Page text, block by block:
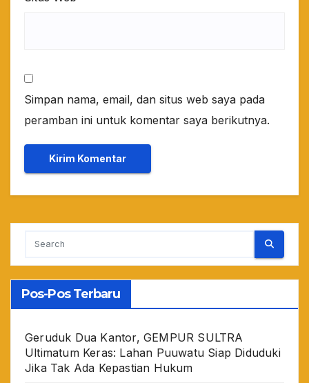
Simpan nama, email, dan situs web saya pada
peramban ini untuk komentar saya berikutnya.
Pos-Pos Terbaru
Geruduk Dua Kantor, GEMPUR SULTRA
Ultimatum Keras: Lahan Puuwatu Siap Diduduki
Jika Tak Ada Kepastian Hukum